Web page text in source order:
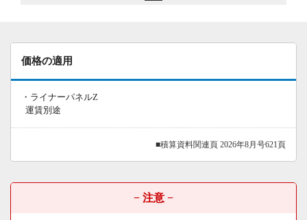
価格の適用
・ライナーパネルZ
運賃別途
■積算資料関連頁 2026年8月号621頁
− 注意 −